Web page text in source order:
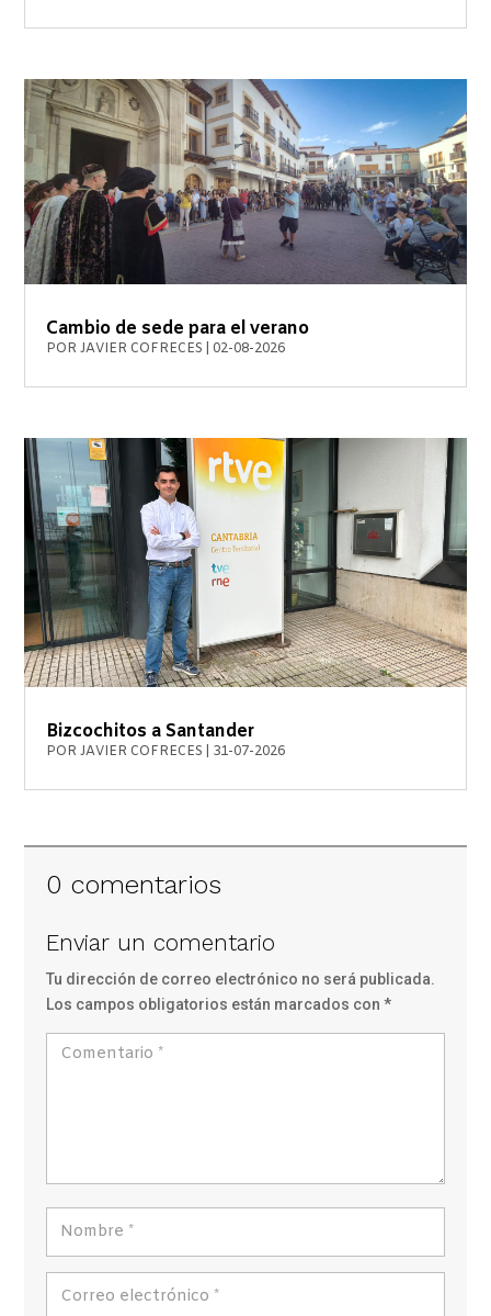
Cambio de sede para el verano
PORJAVIER COFRECES 02-08-2026
Bizcochitos a Santander
PORJAVIER COFRECES 31-07-2026
0 comentarios
Enviar un comentario
Tu dirección de correo electrónico no será publicada.
Los campos obligatorios están marcados con*